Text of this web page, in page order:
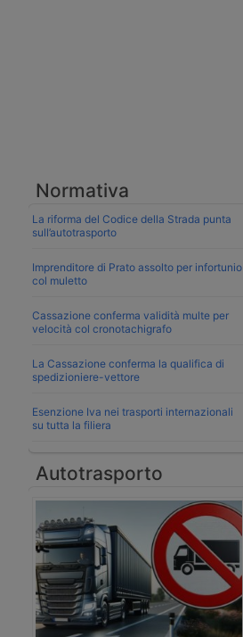
Normativa
La riforma del Codice della Strada punta
sull’autotrasporto
Imprenditore di Prato assolto per infortunio
col muletto
Cassazione conferma validità multe per
velocità col cronotachigrafo
La Cassazione conferma la qualifica di
spedizioniere-vettore
Esenzione Iva nei trasporti internazionali
su tutta la filiera
Autotrasporto